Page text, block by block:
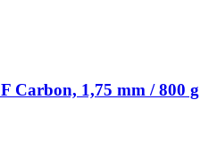
Carbon, 1,75 mm / 800 g